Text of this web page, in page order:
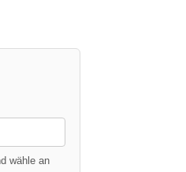
wähle an